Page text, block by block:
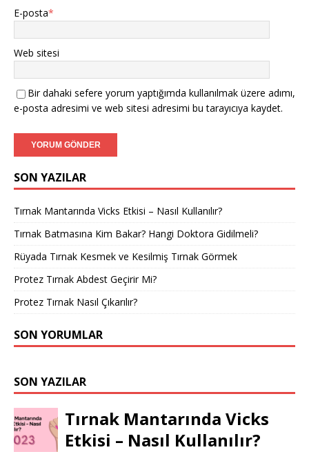
E-posta*
Web sitesi
Bir dahaki sefere yorum yaptığımda kullanılmak üzere adımı,
e-posta adresimi ve web sitesi adresimi bu tarayıcıya kaydet.
SON YAZILAR
Tırnak Mantarında Vicks Etkisi – Nasıl Kullanılır?
Tırnak Batmasına Kim Bakar? Hangi Doktora Gidilmeli?
Rüyada Tırnak Kesmek ve Kesilmiş Tırnak Görmek
Protez Tırnak Abdest Geçirir Mi?
Protez Tırnak Nasıl Çıkarılır?
SON YORUMLAR
SON YAZILAR
Tırnak Mantarında Vicks
Etkisi – Nasıl Kullanılır?